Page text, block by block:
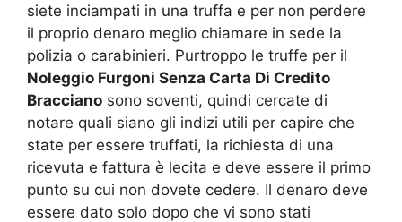
siete inciampati in una truffa e per non perdere
il proprio denaro meglio chiamare in sede la
polizia o carabinieri. Purtroppo le truffe per il
Noleggio Furgoni Senza Carta Di Credito
Bracciano sono soventi, quindi cercate di
notare quali siano gli indizi utili per capire che
state per essere truffati, la richiesta di una
ricevuta e fattura è lecita e deve essere il primo
punto su cui non dovete cedere. Il denaro deve
essere dato solo dopo che vi sono stati